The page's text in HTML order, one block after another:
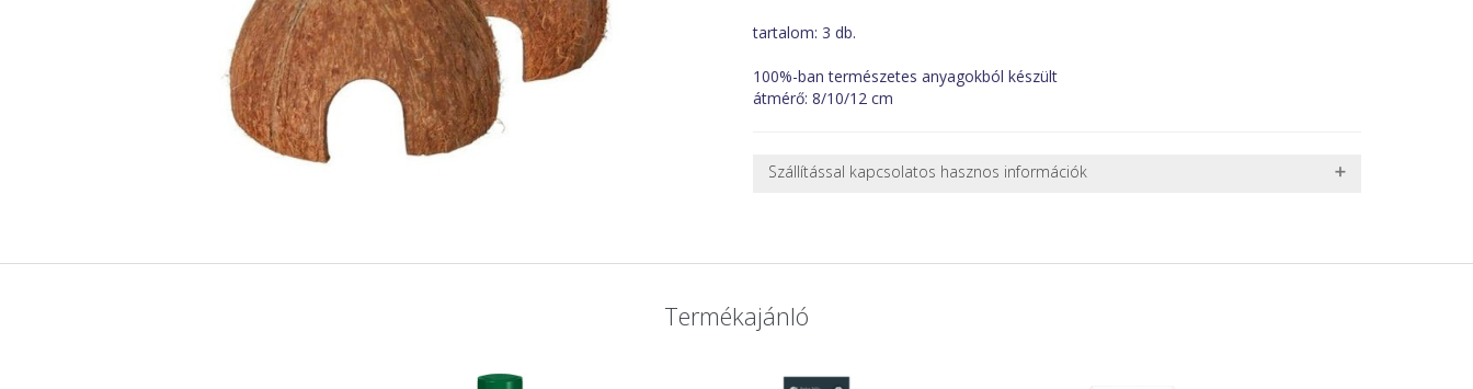
tartalom: 3 db.
100%-ban természetes anyagokból készült
átmérő: 8/10/12 cm
Szállítással kapcsolatos hasznos információk
oldjuk meg. Minden rendelés egyedi, úgyhogy előre egyeztetni kell mindenképpen.
Termékajánló